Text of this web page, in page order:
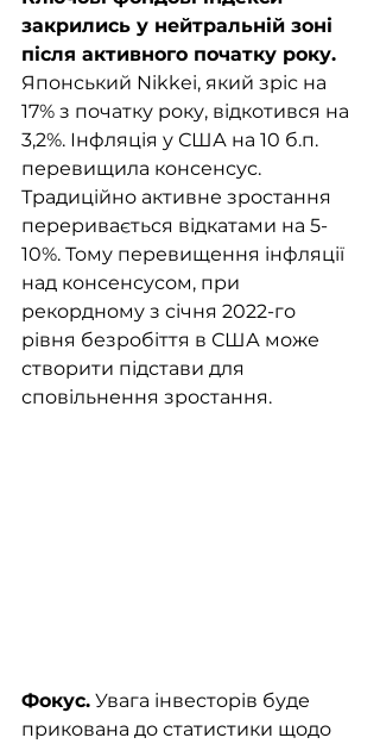
закрились у нейтральній зоні
після активного початку року.
Японський Nikkei, який зріс на
17% з початку року, відкотився на
3,2%. Інфляція у США на 10 б.п.
перевищила консенсус.
Традиційно активне зростання
переривається відкатами на 5-
10%. Тому перевищення інфляції
над консенсусом, при
рекордному з січня 2022-го
рівня безробіття в США може
створити підстави для
сповільнення зростання.
Фокус. Увага інвесторів буде
прикована до статистики щодо